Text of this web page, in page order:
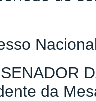
SENADOR
da